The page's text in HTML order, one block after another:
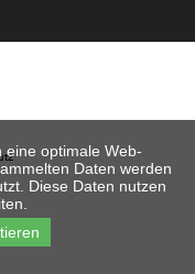
eine optimale Web-
Daten werden
Diese Daten nutzen